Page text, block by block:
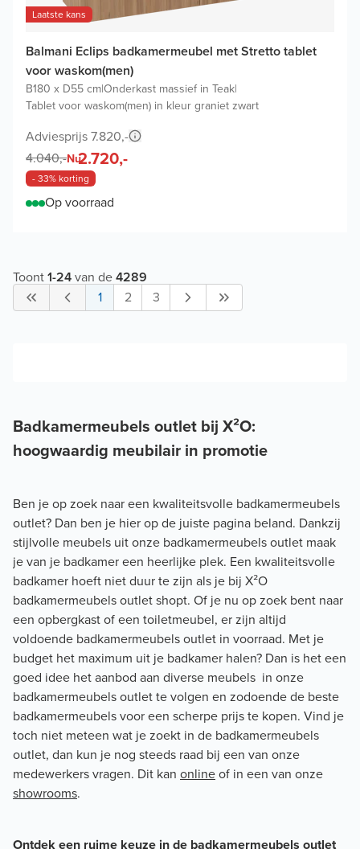
Laatste kans
Balmani Eclips badkamermeubel met Stretto tablet
voor waskom(men)
B180 x D55 cm|Onderkast massief in Teak|
Tablet voor waskom(men) in kleur graniet zwart
Adviesprijs 7.820,-
4.040,-Nu2.720,-
- 33% korting
Op voorraad
Toont1-24van de4289
1
2 3
Badkamermeubels outlet bij X²O:
hoogwaardig meubilair in promotie
Ben je op zoek naar een kwaliteitsvolle badkamermeubels
outlet? Dan ben je hier op de juiste pagina beland. Dankzij
stijlvolle meubels uit onze badkamermeubels outlet maak
je van je badkamer een heerlijke plek. Een kwaliteitsvolle
badkamer hoeft niet duur te zijn als je bij X²O
badkamermeubels outlet shopt. Of je nu op zoek bent naar
een opbergkast of een toiletmeubel, er zijn altijd
voldoende badkamermeubels outlet in voorraad. Met je
budget het maximum uit je badkamer halen? Dan is het een
goed idee het aanbod aan diverse meubels in onze
badkamermeubels outlet te volgen en zodoende de beste
badkamermeubels voor een scherpe prijs te kopen. Vind je
toch niet meteen wat je zoekt in de badkamermeubels
outlet, dan kun je nog steeds raad bij een van onze
medewerkers vragen. Dit kan onlineof in een van onze
showrooms.
Ontdek een ruime keuze in de badkamermeubels outlet